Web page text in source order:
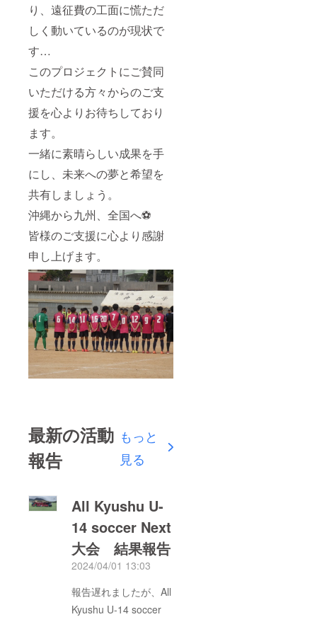
り、遠征費の工面に慌ただ
しく動いているのが現状で
す…
このプロジェクトにご賛同
いただける方々からのご支
援を心よりお待ちしており
ます。
一緒に素晴らしい成果を手
にし、未来への夢と希望を
共有しましょう。
沖縄から九州、全国へ⚽
皆様のご支援に心より感謝
申し上げます。
最新の活動
報告
もっと
見る
All Kyushu U-
14 soccer Next
大会 結果報告
2024/04/01 13:03
報告遅れましたが、All
Kyushu U-14 soccer